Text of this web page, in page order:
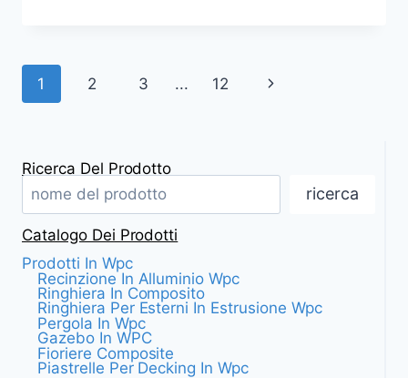
MANUTENZIONE
HANNO
DURATA.
Navigazione
pagina
1 2 3 ... 12
Pagina
Ricerca Del Prodotto
ricerca
Catalogo Dei Prodotti
Prodotti In Wpc
Recinzione In Alluminio Wpc
Ringhiera In Composito
Ringhiera Per Esterni In Estrusione Wpc
Pergola In Wpc
Gazebo In WPC
Fioriere Composite
Piastrelle Per Decking In Wpc